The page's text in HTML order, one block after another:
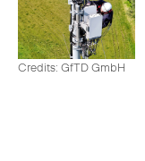
Credits: GfTD GmbH